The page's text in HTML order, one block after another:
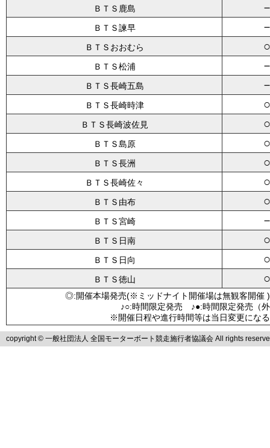
ＢＴＳ鹿島
ＢＴＳ諫早
ＢＴＳおおむら ○
ＢＴＳ松浦
ＢＴＳ長崎五島
ＢＴＳ長崎時津 ○
ＢＴＳ長崎波佐見 ○
ＢＴＳ島原 ○
ＢＴＳ長洲 ○
ＢＴＳ長崎佐々 ○
ＢＴＳ由布 ○
ＢＴＳ宮崎
ＢＴＳ日南 ○
ＢＴＳ日向 ○
ＢＴＳ徳山 ○
◎:開催本場発売(※ミッドナイト開催場は無観客
♪○:時間限定発売 ♪●:時間限定発売
※開催日程や進行時間等は当日変更にな
copyright © 一般社団法人 全国モーターボート競走施行者協議会 All rights